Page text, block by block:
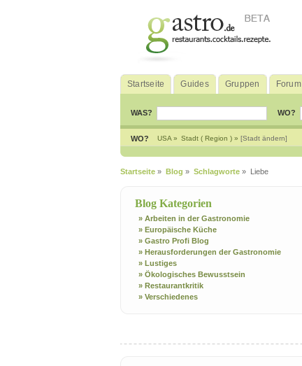
Startseite Guides Gruppen Forum
WAS? WO?
WO? USA » Stadt ( Region ) » [Stadt ändern]
Startseite » Blog » Schlagworte » Liebe
Blog Kategorien
» Arbeiten in der Gastronomie
» Europäische Küche
» Gastro Profi Blog
» Herausforderungen der Gastronomie
» Lustiges
» Ökologisches Bewusstsein
» Restaurantkritik
» Verschiedenes